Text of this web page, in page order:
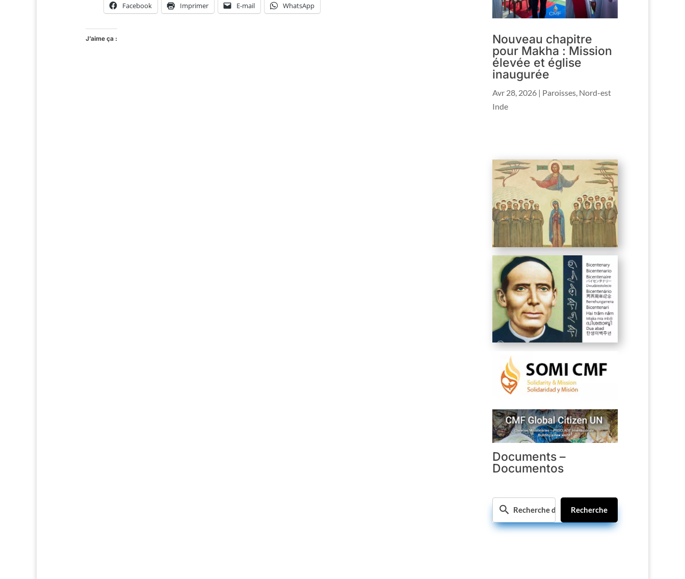
Facebook Imprimer E-mail WhatsApp
J’aime ça :
Nouveau chapitre
pour Makha : Mission
élevée et église
inaugurée
Avr 28, 2026 | Paroisses, Nord-est
Inde
Documents –
Documentos
Recherche